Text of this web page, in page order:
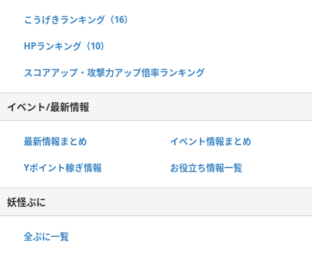
こうげきランキング（16）
HPランキング（10）
スコアアップ・攻撃力アップ倍率ランキング
イベント/最新情報
最新情報まとめ イベント情報まとめ
Yポイント稼ぎ情報 お役立ち情報一覧
妖怪ぷに
全ぷに一覧